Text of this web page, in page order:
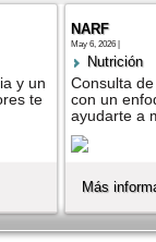
y un
te
NARF
May 6, 2026 |
Nutrición
Consulta
con un
ayudarte a
Más